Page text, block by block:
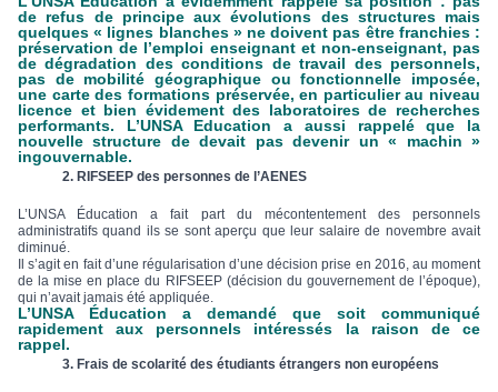
de refus de principe aux évolutions des structures mais
quelques « lignes blanches » ne doivent pas être franchies :
préservation de l’emploi enseignant et non-enseignant, pas
de dégradation des conditions de travail des personnels,
pas de mobilité géographique ou fonctionnelle imposée,
une carte des formations préservée, en particulier au niveau
licence et bien évidement des laboratoires de recherches
performants. L’UNSA Education a aussi rappelé que la
nouvelle structure de devait pas devenir un « machin »
ingouvernable.
2. RIFSEEP des personnes de l’AENES
L’UNSA Éducation a fait part du mécontentement des personnels
administratifs quand ils se sont aperçu que leur salaire de novembre avait
diminué.
Il s’agit en fait d’une régularisation d’une décision prise en 2016, au moment
de la mise en place du RIFSEEP (décision du gouvernement de l’époque),
qui n’avait jamais été appliquée.
L’UNSA Éducation a demandé que soit communiqué
rapidement aux personnels intéressés la raison de ce
rappel.
3. Frais de scolarité des étudiants étrangers non européens